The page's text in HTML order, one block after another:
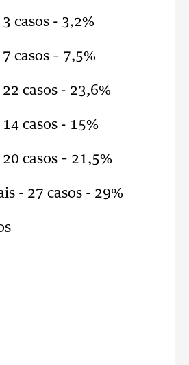
casos - 3,2%
casos – 7,5%
casos - 23,6%
casos - 15%
casos – 21,5%
- 27 casos - 29%